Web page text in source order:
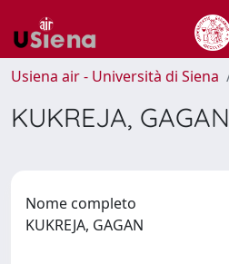
Usiena air - Università di Siena
KUKREJA, GAGAN
Nome completo
KUKREJA, GAGAN